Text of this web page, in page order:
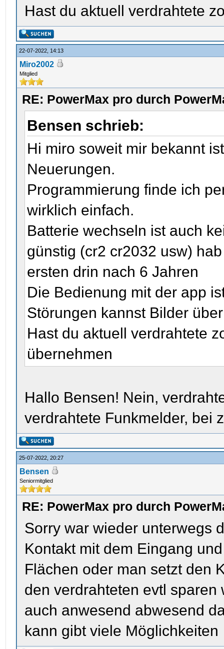
Hast du aktuell verdrahtete
22-07-2022, 14:13
Miro2002
Mitglied
RE: PowerMax pro durch
Bensen schrieb:
Hi miro soweit mir bekannt
Neuerungen.
Programmierung finde ich
wirklich einfach.
Batterie wechseln ist auch
günstig (cr2 cr2032 usw)
ersten drin nach 6 Jahren
Die Bedienung mit der app
Störungen kannst Bilder
Hast du aktuell verdrahtete
übernehmen
Hallo Bensen! Nein,
verdrahtete Funkmelder, bei
25-07-2022, 20:27
Bensen
Seniormitglied
RE: PowerMax pro durch
Sorry war wieder unterwegs
Kontakt mit dem Eingang
Flächen oder man setzt den
den verdrahteten evtl
auch anwesend abwesend
kann gibt viele Möglichkeiten